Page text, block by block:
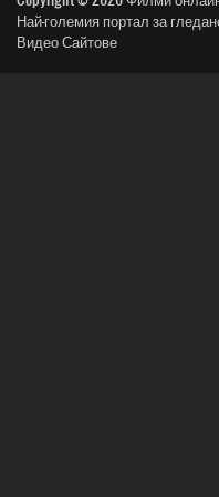
Най-големия портал за
Видео Сайтове